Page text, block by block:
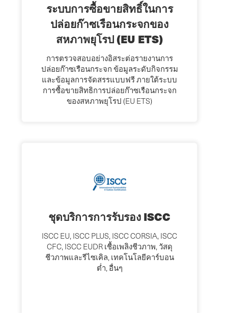
ระบบการซื้อขายสิทธิ์ในการ
ปล่อยก๊าซเรือนกระจกของ
สหภาพยุโรป (EU ETS)
การตรวจสอบอย่างอิสระต่อรายงานการ
ปล่อยก๊าซเรือนกระจก ข้อมูลระดับกิจกรรม
และข้อมูลการจัดสรรแบบฟรี ภายใต้ระบบ
การซื้อขายสิทธิการปล่อยก๊าซเรือนกระจก
ของสหภาพยุโรป (EU ETS)
ชุดบริการการรับรอง ISCC
ISCC EU, ISCC PLUS, ISCC CORSIA, ISCC
CFC, ISCC EUDR เชื้อเพลิงชีวภาพ, วัสดุ
ชีวภาพและรีไซเคิล, เทคโนโลยีคาร์บอน
ต่ำ, อื่นๆ